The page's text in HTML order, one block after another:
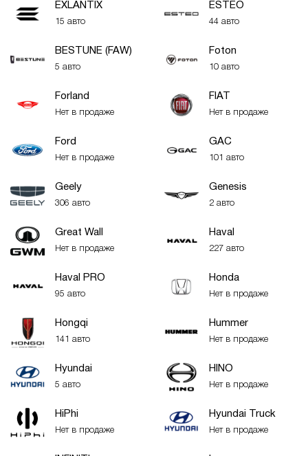
EXLANTIX
15 авто
ESTEO
44 авто
BESTUNE (FAW)
5 авто
Foton
10 авто
Forland
Нет в продаже
FIAT
Нет в продаже
Ford
Нет в продаже
GAC
101 авто
Geely
306 авто
Genesis
2 авто
Great Wall
Нет в продаже
Haval
227 авто
Haval PRO
95 авто
Honda
Нет в продаже
Hongqi
141 авто
Hummer
Нет в продаже
Hyundai
5 авто
HINO
Нет в продаже
HiPhi
Нет в продаже
Hyundai Truck
Нет в продаже